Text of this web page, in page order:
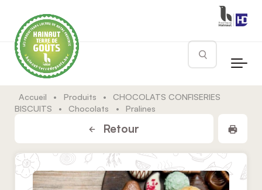
Rechercher
Accueil • Produits •
CHOCOLATS CONFISERIES
BISCUITS
• Chocolats • Pralines
Retour